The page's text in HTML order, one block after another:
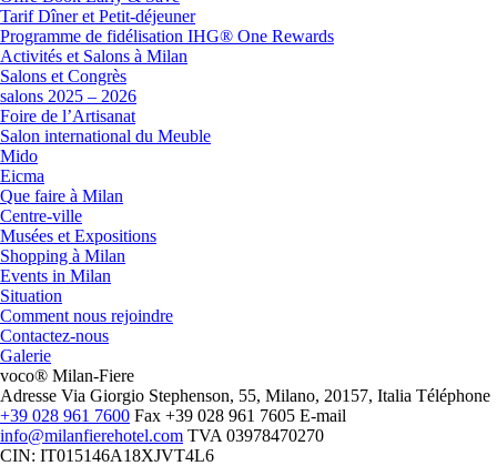
Tarif Dîner et Petit-déjeuner
Programme de fidélisation IHG® One Rewards
Activités et Salons à Milan
Salons et Congrès
salons 2025 – 2026
Foire de l’Artisanat
Salon international du Meuble
Mido
Eicma
Que faire à Milan
Centre-ville
Musées et Expositions
Shopping à Milan
Events in Milan
Situation
Comment nous rejoindre
Contactez-nous
Galerie
voco® Milan-Fiere
Adresse Via Giorgio Stephenson, 55, Milano, 20157, Italia Téléphone
+39 028 961 7600 Fax +39 028 961 7605 E-mail
info@milanfierehotel.com TVA 03978470270
CIN: IT015146A18XJVT4L6